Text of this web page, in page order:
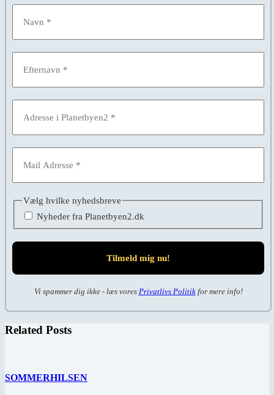
Vælg hvilke nyhedsbreve
Nyheder fra Planetbyen2.dk
Vi spammer dig ikke - læs vores Privatlivs Politikfor mere info!
Related Posts
SOMMERHILSEN